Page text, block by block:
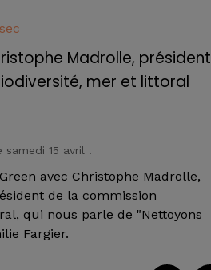
Madrolle, président
mer et littoral
15 avril !
avec Christophe Madrolle,
de la commission
qui nous parle de "Nettoyons
Fargier.